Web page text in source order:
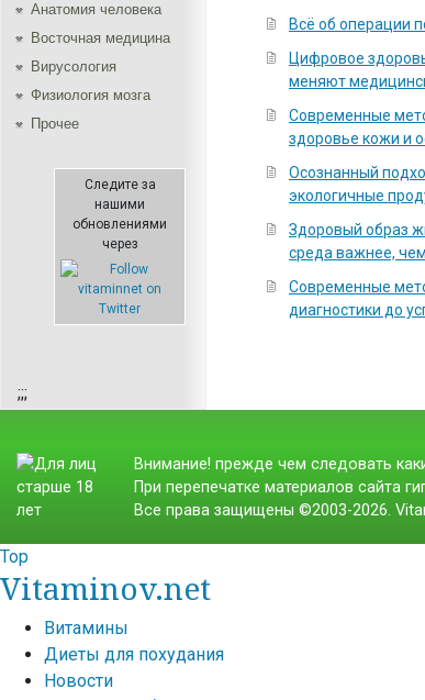
Aнатомия человека
Восточная медицина
Вирусология
Физиология мозга
Прочее
Следите за
нашими
обновлениями
через
;;;
Всё об операции
Цифровое
меняют
Современные
здоровье кожи и
Осознанный
экологичные
Здоровый образ
среда важнее,
Современные
диагностики до
Внимание! прежде чем следовать
При перепечатке материалов сайта
Все права защищены ©2003-2026.
Top
Vitaminov.net
Витамины
Диеты для похудания
Новости